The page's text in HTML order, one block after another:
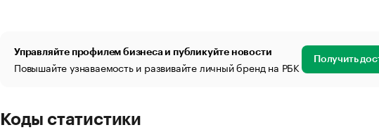
Управляйте профилем бизнеса и публикуйте новости
Повышайте узнаваемость и развивайте личный бренд на РБК Получить
Коды статистики